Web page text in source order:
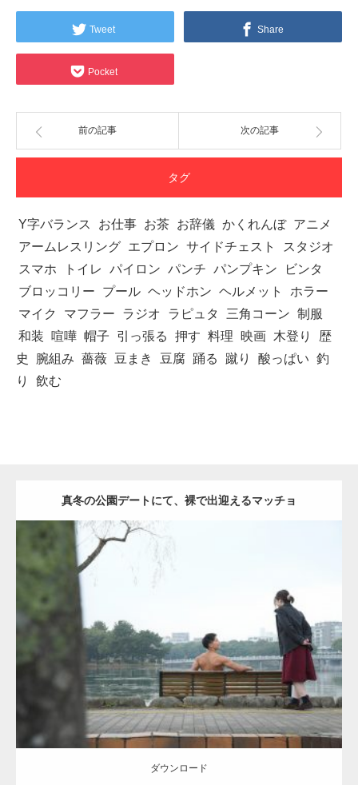
Tweet Share
Pocket
前の記事 次の記事
タグ
Y字バランス お仕事 お茶 お辞儀 かくれんぼ アニメ
アームレスリング エプロン サイドチェスト
スタジオ
スマホ
トイレ パイロン パンチ パンプキン
ビンタ
ブロッコリー
プール ヘッドホン ヘルメット
ホラー
マイク
マフラー ラジオ ラピュタ 三角コーン 制服
和装
喧嘩 帽子 引っ張る 押す 料理 映画 木登り
歴
史
腕組み 薔薇 豆まき 豆腐 踊る 蹴り 酸っぱい 釣
り
飲む
真冬の公園デートにて、裸で出迎えるマッチョ
公園のマッチョ AKIHITO(細マッチョ) 背中
ダウンロード
ダウンロード